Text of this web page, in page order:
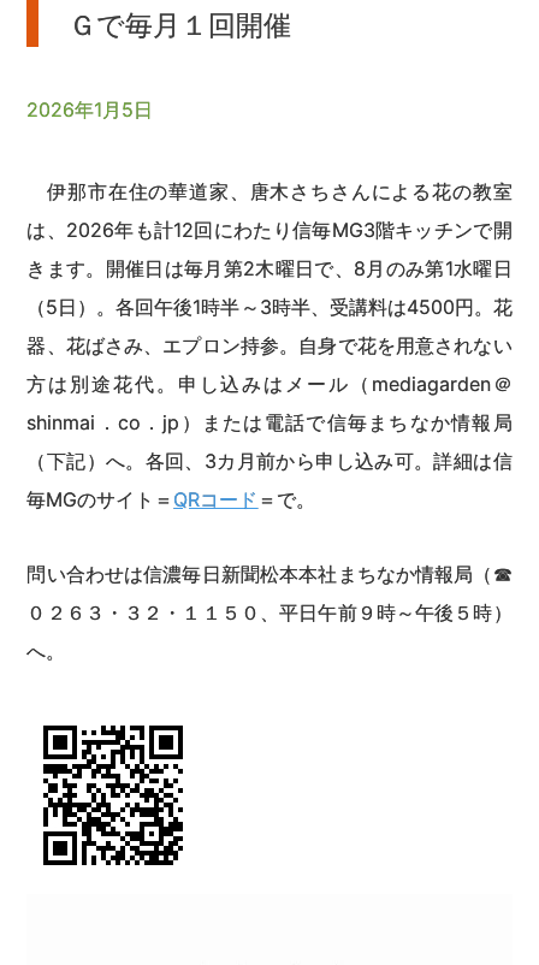
Ｇで毎月１回開催
2026年1月5日
伊那市在住の華道家、唐木さちさんによる花の教室
は、2026年も計12回にわたり信毎MG3階キッチンで開
きます。開催日は毎月第2木曜日で、8月のみ第1水曜日
（5日）。各回午後1時半～3時半、受講料は4500円。花
器、花ばさみ、エプロン持参。自身で花を用意されない
方は別途花代。申し込みはメール（mediagarden＠
shinmai．co．jp）または電話で信毎まちなか情報局
（下記）へ。各回、3カ月前から申し込み可。詳細は信
毎MGのサイト＝ QRコード ＝で。
問い合わせは信濃毎日新聞松本本社まちなか情報局（☎
０２６３・３２・１１５０、平日午前９時～午後５時）
へ。